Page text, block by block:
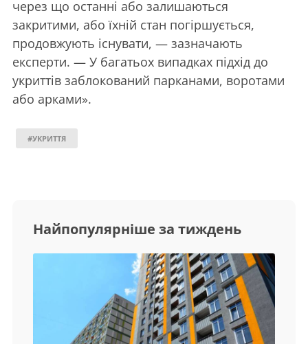
через що останні або залишаються
закритими, або їхній стан погіршується,
продовжують існувати, — зазначають
експерти. — У багатьох випадках підхід до
укриттів заблокований парканами, воротами
або арками».
#УКРИТТЯ
Найпопулярніше за тиждень